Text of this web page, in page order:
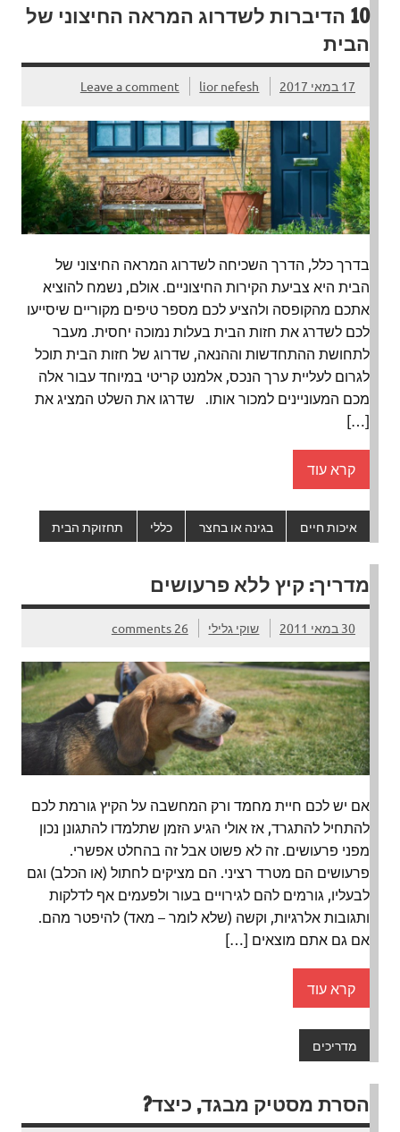
10 הדיברות לשדרוג המראה החיצוני של
הבית
17 במאי 2017 lior nefesh
Leave a comment
בדרך כלל, הדרך השכיחה לשדרוג המראה החיצוני של
הבית היא צביעת הקירות החיצוניים. אולם, נשמח להוציא
אתכם מהקופסה ולהציע לכם מספר טיפים מקוריים שיסייעו
לכם לשדרג את חזות הבית בעלות נמוכה יחסית. מעבר
לתחושת ההתחדשות וההנאה, שדרוג של חזות הבית תוכל
לגרום לעליית ערך הנכס, אלמנט קריטי במיוחד עבור אלה
מכם המעוניינים למכור אותו. שדרגו את השלט המציג את
[…]
קרא עוד
איכות חיים בגינה או בחצר כללי תחזוקת הבית
מדריך: קיץ ללא פרעושים
30 במאי 2011 שוקי גלילי 26 comments
אם יש לכם חיית מחמד ורק המחשבה על הקיץ גורמת לכם
להתחיל להתגרד, אז אולי הגיע הזמן שתלמדו להתגונן נכון
מפני פרעושים. זה לא פשוט אבל זה בהחלט אפשרי.
פרעושים הם מטרד רציני. הם מציקים לחתול (או הכלב) וגם
לבעליו, גורמים להם לגירויים בעור ולפעמים אף לדלקות
ותגובות אלרגיות, וקשה (שלא לומר – מאד) להיפטר מהם.
אם גם אתם מוצאים […]
קרא עוד
מדריכים
הסרת מסטיק מבגד, כיצד?